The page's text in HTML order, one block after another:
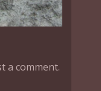
a comment.